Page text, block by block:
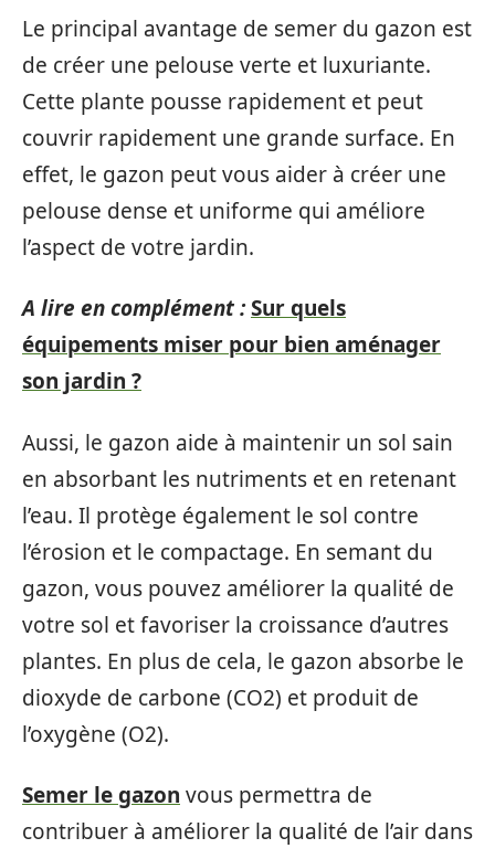
Le principal avantage de semer du gazon est
de créer une pelouse verte et luxuriante.
Cette plante pousse rapidement et peut
couvrir rapidement une grande surface. En
effet, le gazon peut vous aider à créer une
pelouse dense et uniforme qui améliore
l’aspect de votre jardin.
A lire en complément :Sur quels
équipements miser pour bien aménager
son jardin ?
Aussi, le gazon aide à maintenir un sol sain
en absorbant les nutriments et en retenant
l’eau. Il protège également le sol contre
l’érosion et le compactage. En semant du
gazon, vous pouvez améliorer la qualité de
votre sol et favoriser la croissance d’autres
plantes. En plus de cela, le gazon absorbe le
dioxyde de carbone (CO2) et produit de
l’oxygène (O2).
Semer le gazon vous permettra de
contribuer à améliorer la qualité de l’air dans